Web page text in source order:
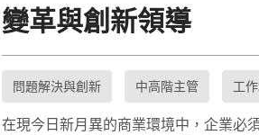
變革與創新領導
問題解決與創新 中高階主管 工
在現今日新月異的商業環境中，企業必